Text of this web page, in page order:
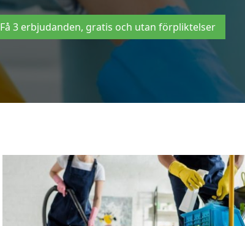
Få 3 erbjudanden, gratis och utan förpliktelser